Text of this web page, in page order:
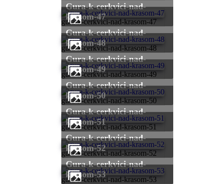
gura-k-cerkvici-nad-krasom-47
gura-k-cerkvici-nad-
krasom-47
gura-k-cerkvici-nad-krasom-48
gura-k-cerkvici-nad-
krasom-48
gura-k-cerkvici-nad-krasom-49
gura-k-cerkvici-nad-
krasom-49
gura-k-cerkvici-nad-krasom-50
gura-k-cerkvici-nad-
krasom-50
gura-k-cerkvici-nad-krasom-51
gura-k-cerkvici-nad-
krasom-51
gura-k-cerkvici-nad-krasom-52
gura-k-cerkvici-nad-
krasom-52
gura-k-cerkvici-nad-krasom-53
gura-k-cerkvici-nad-
krasom-53